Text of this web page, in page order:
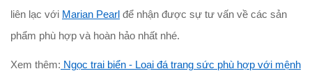
liên lạc với Marian Pearl để nhận được sự tư vấn về các sản
phẩm phù hợp và hoàn hảo nhất nhé.
Xem thêm: Ngọc trai biển - Loại đá trang sức phù hợp với mệnh